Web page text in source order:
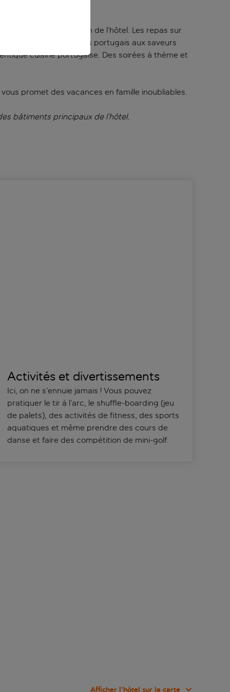
piscines ou le jardin de l’hôtel. Les repas sur
des plats traditionnels portugais aux saveurs
cuisine portugaise. Des soirées à thème et
promet des vacances en famille inoubliables.
bâtiments principaux de l’hôtel.
Activités et divertissements
Ici, on ne s’ennuie jamais ! Vous pouvez
pratiquer le tir à l’arc, le shuffle-boarding (jeu
de palets), des activités de fitness, des sports
aquatiques et même prendre des cours de
danse et faire des compétition de mini-golf.
Afficher l’hôtel sur la carte